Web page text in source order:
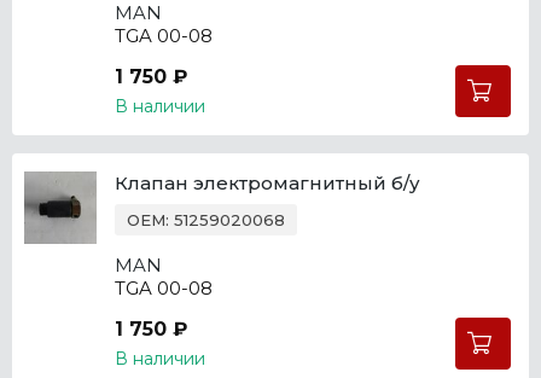
MAN
TGA 00-08
1 750 ₽
В наличии
Клапан электромагнитный б/у
OEM: 51259020068
MAN
TGA 00-08
1 750 ₽
В наличии